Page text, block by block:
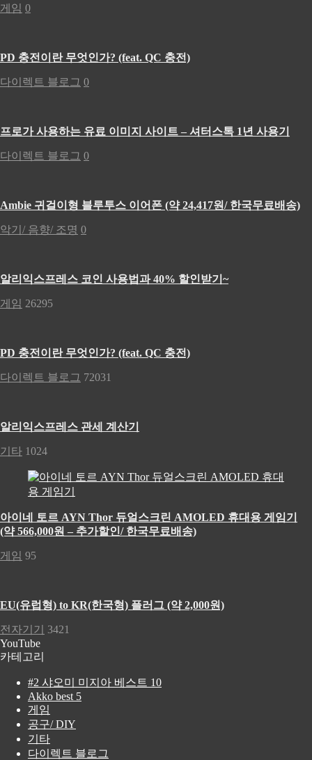
게임 0
PD 충전이란 무엇인가? (feat. QC 충전)
다이렉트 블로그 0
프로가 사용하는 유료 이미지 사이트 – 셔터스톡 1년 사용기
다이렉트 블로그 0
Ambie 귀걸이형 블루투스 이어폰 (약 24,417원/ 한국무료배송)
악기/ 음향/ 조명 0
알리익스프레스 코인 사용법과 40% 할인받기~
게임 26295
PD 충전이란 무엇인가? (feat. QC 충전)
다이렉트 블로그 72031
알리익스프레스 관세 계산기
기타 1024
아이네 토르 AYN Thor 듀얼스크린 AMOLED 휴대용 게임기
(약 566,000원 – 추가할인/ 한국무료배송)
게임 95
EU(유럽형) to KR(한국형) 플러그 (약 2,000원)
전자기기
3421
YouTube
카테고리
#2 샤오미 미지아 베스트 10
Akko best 5
게임
공구/ DIY
기타
다이렉트 블로그